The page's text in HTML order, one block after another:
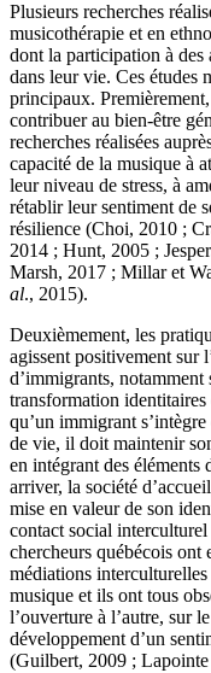
Plusieurs recherches
musicothérapie et en
dont la participation à des
dans leur vie. Ces études
principaux.
contribuer au bien-être
recherches réalisées
capacité de la musique à
leur niveau de stress, à
rétablir leur sentiment de
résilience (Choi, 2010 ;
2014 ; Hunt, 2005 ;
Marsh, 2017 ; Millar et
al., 2015).
Deuxièmement, les
agissent positivement sur
d’immigrants,
transformation
qu’un immigrant
de vie, il doit maintenir
en intégrant des
arriver, la société
mise en valeur de son
contact social
chercheurs québécois ont
médiations
musique et ils ont tous
l’ouverture à l’autre, sur
développement d’un
(Guilbert, 2009 ;